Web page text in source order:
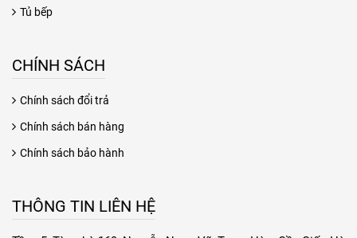
Tủ bếp
CHÍNH SÁCH
Chính sách đổi trả
Chính sách bán hàng
Chính sách bảo hành
THÔNG TIN LIÊN HỆ